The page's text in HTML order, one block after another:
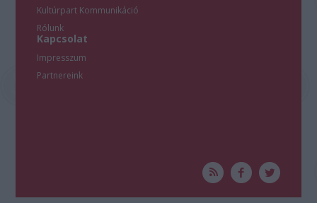
Kultúrpart Kommunikáció
Rólunk
Kapcsolat
Impresszum
Partnereink